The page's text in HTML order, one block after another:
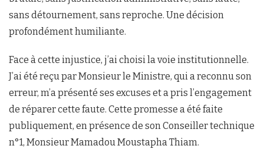
sans détournement, sans reproche. Une décision
profondément humiliante.
Face à cette injustice, j’ai choisi la voie institutionnelle.
J’ai été reçu par Monsieur le Ministre, qui a reconnu son
erreur, m’a présenté ses excuses et a pris l’engagement
de réparer cette faute. Cette promesse a été faite
publiquement, en présence de son Conseiller technique
n°1, Monsieur Mamadou Moustapha Thiam.